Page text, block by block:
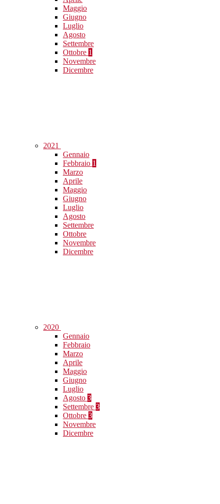
Maggio
Giugno
Luglio
Agosto
Settembre
Ottobre 1
Novembre
Dicembre
2021
Gennaio
Febbraio 1
Marzo
Aprile
Maggio
Giugno
Luglio
Agosto
Settembre
Ottobre
Novembre
Dicembre
2020
Gennaio
Febbraio
Marzo
Aprile
Maggio
Giugno
Luglio
Agosto 3
Settembre 3
Ottobre 3
Novembre
Dicembre